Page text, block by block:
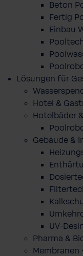
Beton
Fertig
Einbau
Lösungen für
Hotel &
Hotelbäder
Gebäude &
UV-
Pharma &